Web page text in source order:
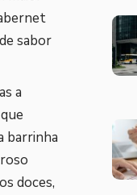
sabor
a
barrinha
doces,